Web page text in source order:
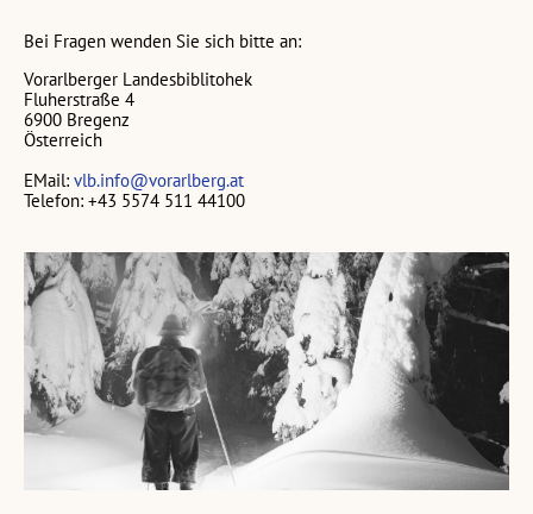
Bei Fragen wenden Sie sich bitte an:
Vorarlberger Landesbiblitohek
Fluherstraße 4
6900 Bregenz
Österreich
EMail: vlb.info@vorarlberg.at
Telefon: +43 5574 511 44100